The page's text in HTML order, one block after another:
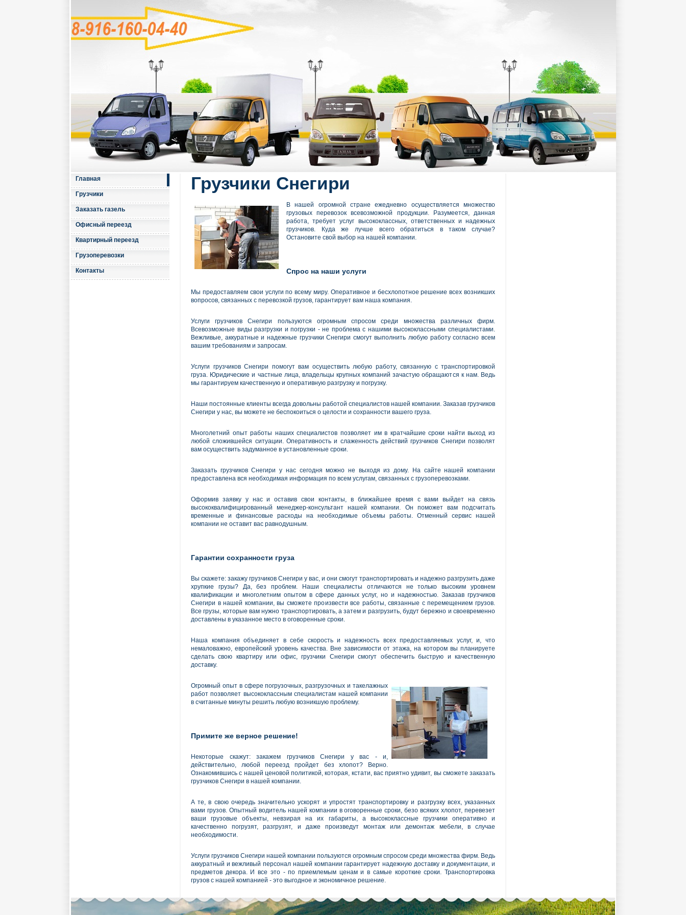
Главная
Грузчики
Заказать газель
Офисный переезд
Квартирный переезд
Грузоперевозки
Контакты
Грузчики Снегири
В нашей огромной стране ежедневно осуществляется множество
грузовых перевозок всевозможной продукции. Разумеется, данная
работа, требует услуг высококлассных, ответственных и надежных
грузчиков. Куда же лучше всего обратиться в таком случае?
Остановите свой выбор на нашей компании.
Спрос на наши услуги
Мы предоставляем свои услуги по всему миру. Оперативное и бесхлопотное решение всех возникших
вопросов, связанных с перевозкой грузов, гарантирует вам наша компания.
Услуги грузчиков Снегири пользуются огромным спросом среди множества различных фирм.
Всевозможные виды разгрузки и погрузки - не проблема с нашими высококлассными специалистами.
Вежливые, аккуратные и надежные грузчики Снегири смогут выполнить любую работу согласно всем
вашим требованиям и запросам.
Услуги грузчиков Снегири помогут вам осуществить любую работу, связанную с транспортировкой
груза. Юридические и частные лица, владельцы крупных компаний зачастую обращаются к нам. Ведь
мы гарантируем качественную и оперативную разгрузку и погрузку.
Наши постоянные клиенты всегда довольны работой специалистов нашей компании. Заказав грузчиков
Снегири у нас, вы можете не беспокоиться о целости и сохранности вашего груза.
Многолетний опыт работы наших специалистов позволяет им в кратчайшие сроки найти выход из
любой сложившейся ситуации. Оперативность и слаженность действий грузчиков Снегири позволят
вам осуществить задуманное в установленные сроки.
Заказать грузчиков Снегири у нас сегодня можно не выходя из дому. На сайте нашей компании
предоставлена вся необходимая информация по всем услугам, связанных с грузоперевозками.
Оформив заявку у нас и оставив свои контакты, в ближайшее время с вами выйдет на связь
высококвалифицированный менеджер-консультант нашей компании. Он поможет вам подсчитать
временные и финансовые расходы на необходимые объемы работы. Отменный сервис нашей
компании не оставит вас равнодушным.
Гарантии сохранности груза
Вы скажете: закажу грузчиков Снегири у вас, и они смогут транспортировать и надежно разгрузить даже
хрупкие грузы? Да, без проблем. Наши специалисты отличаются не только высоким уровнем
квалификации и многолетним опытом в сфере данных услуг, но и надежностью. Заказав грузчиков
Снегири в нашей компании, вы сможете произвести все работы, связанные с перемещением грузов.
Все грузы, которые вам нужно транспортировать, а затем и разгрузить, будут бережно и своевременно
доставлены в указанное место в оговоренные сроки.
Наша компания объединяет в себе скорость и надежность всех предоставляемых услуг, и, что
немаловажно, европейский уровень качества. Вне зависимости от этажа, на котором вы планируете
сделать свою квартиру или офис, грузчики Снегири смогут обеспечить быструю и качественную
доставку.
Огромный опыт в сфере погрузочных, разгрузочных и такелажных
работ позволяет высококлассным специалистам нашей компании
в считанные минуты решить любую возникшую проблему.
Примите же верное решение!
Некоторые скажут: закажем грузчиков Снегири у вас - и,
действительно, любой переезд пройдет без хлопот? Верно.
Ознакомившись с нашей ценовой политикой, которая, кстати, вас приятно удивит, вы сможете заказать
грузчиков Снегири в нашей компании.
А те, в свою очередь значительно ускорят и упростят транспортировку и разгрузку всех, указанных
вами грузов. Опытный водитель нашей компании в оговоренные сроки, безо всяких хлопот, перевезет
ваши грузовые объекты, невзирая на их габариты, а высококлассные грузчики оперативно и
качественно погрузят, разгрузят, и даже произведут монтаж или демонтаж мебели, в случае
необходимости.
Услуги грузчиков Снегири нашей компании пользуются огромным спросом среди множества фирм. Ведь
аккуратный и вежливый персонал нашей компании гарантирует надежную доставку и документации, и
предметов декора. И все это - по приемлемым ценам и в самые короткие сроки. Транспортировка
грузов с нашей компанией - это выгодное и экономичное решение.